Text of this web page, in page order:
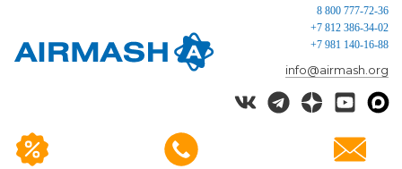
8 800 777-72-36
+7 812 386-34-02
+7 981 140-16-88
info@airmash.org